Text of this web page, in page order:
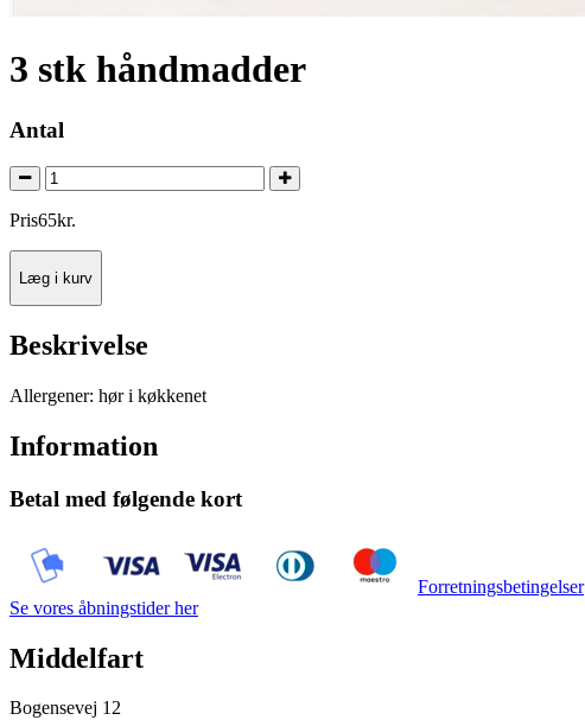
3 stk håndmadder
Antal
Pris65kr.
Læg i kurv
Beskrivelse
Allergener: hør i køkkenet
Information
Betal med følgende kort
Forretningsbetingelser
Se vores åbningstider her
Middelfart
Bogensevej 12